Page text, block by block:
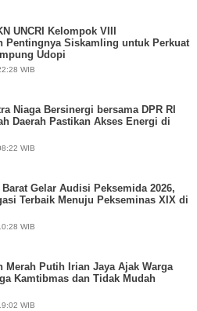
UNCRI Kelompok VIII
Pentingnya Siskamling untuk Perkuat
Udopi
WIB
Niaga Bersinergi bersama DPR RI
Daerah Pastikan Akses Energi di
WIB
Barat Gelar Audisi Peksemida 2026,
Terbaik Menuju Pekseminas XIX di
WIB
Merah Putih Irian Jaya Ajak Warga
Kamtibmas dan Tidak Mudah
WIB